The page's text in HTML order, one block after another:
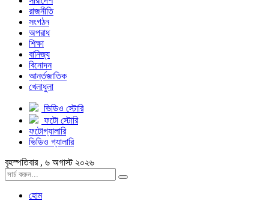
রাজনীতি
সংগঠন
অপরাধ
শিক্ষা
বানিজ্য
বিনোদন
আর্ন্তজাতিক
খেলাধুলা
ভিডিও স্টোরি
ফটো স্টোরি
ফটোগ্যালারি
ভিডিও গ্যালারি
বৃহস্পতিবার , ৬ অগাস্ট ২০২৬
হোম